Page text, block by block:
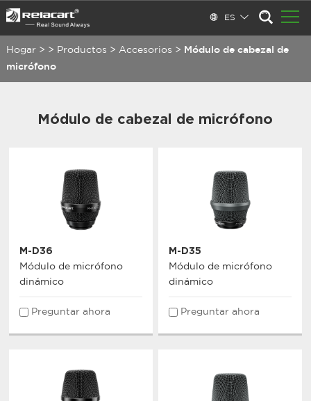
ES
Hogar > > Productos > Accesorios >
Módulo de cabezal de
micrófono
Módulo de cabezal de micrófono
M-D36
Módulo de micrófono
dinámico
Preguntar ahora
M-D35
Módulo de micrófono
dinámico
Preguntar ahora